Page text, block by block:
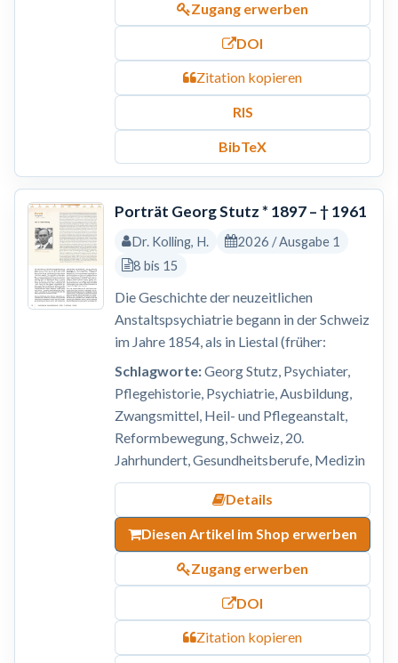
Zugang erwerben
DOI
Zitation kopieren
RIS
BibTeX
Porträt Georg Stutz * 1897 – † 1961
Dr. Kolling, H.
2026 / Ausgabe 1
8 bis 15
Die Geschichte der neuzeitlichen
Anstaltspsychiatrie begann in der Schweiz
im Jahre 1854, als in Liestal (früher:
Schlagworte:Georg Stutz, Psychiater,
Pflegehistorie, Psychiatrie, Ausbildung,
Zwangsmittel, Heil- und Pflegeanstalt,
Reformbewegung, Schweiz, 20.
Jahrhundert, Gesundheitsberufe, Medizin
Details
Diesen Artikel im Shop erwerben
Zugang erwerben
DOI
Zitation kopieren